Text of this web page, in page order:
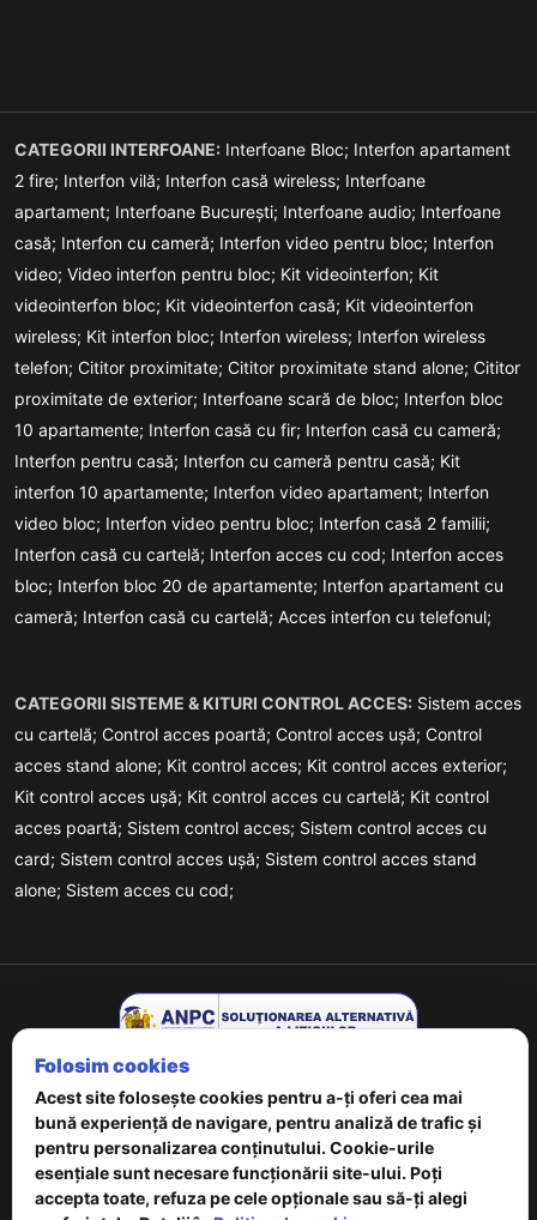
CATEGORII INTERFOANE: Interfoane Bloc; Interfon apartament
2 fire; Interfon vilă; Interfon casă wireless; Interfoane
apartament; Interfoane București; Interfoane audio; Interfoane
casă; Interfon cu cameră; Interfon video pentru bloc; Interfon
video; Video interfon pentru bloc; Kit videointerfon; Kit
videointerfon bloc; Kit videointerfon casă; Kit videointerfon
wireless; Kit interfon bloc; Interfon wireless; Interfon wireless
telefon; Cititor proximitate; Cititor proximitate stand alone; Cititor
proximitate de exterior; Interfoane scară de bloc; Interfon bloc
10 apartamente; Interfon casă cu fir; Interfon casă cu cameră;
Interfon pentru casă; Interfon cu cameră pentru casă; Kit
interfon 10 apartamente; Interfon video apartament; Interfon
video bloc; Interfon video pentru bloc; Interfon casă 2 familii;
Interfon casă cu cartelă; Interfon acces cu cod; Interfon acces
bloc; Interfon bloc 20 de apartamente; Interfon apartament cu
cameră; Interfon casă cu cartelă; Acces interfon cu telefonul;
CATEGORII SISTEME & KITURI CONTROL ACCES: Sistem acces
cu cartelă; Control acces poartă; Control acces ușă; Control
acces stand alone; Kit control acces; Kit control acces exterior;
Kit control acces ușă; Kit control acces cu cartelă; Kit control
acces poartă; Sistem control acces; Sistem control acces cu
card; Sistem control acces ușă; Sistem control acces stand
alone; Sistem acces cu cod;
Copyrights © 2026 URMET - Powered ByDigital Agency
Rights Reserved.
Folosim cookies
Acest site folosește cookies pentru a-ți oferi cea mai
bună experiență de navigare, pentru analiză de trafic și
pentru personalizarea conținutului. Cookie-urile
esențiale sunt necesare funcționării site-ului. Poți
accepta toate, refuza pe cele opționale sau să-ți alegi